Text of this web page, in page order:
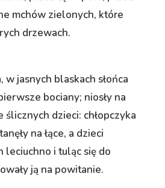
mchów zielonych, które
drzewach.
w jasnych blaskach słońca
bociany; niosły na
ślicznych dzieci: chłopczyka
na łące, a dzieci
leciuchno i tuląc się do
ją na powitanie.